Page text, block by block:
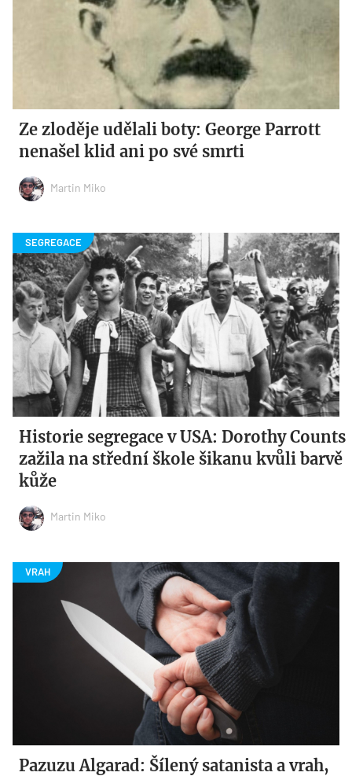
Ze zloděje udělali boty: George Parrott
nenašel klid ani po své smrti
Martin Miko
Historie segregace v USA: Dorothy Counts
zažila na střední škole šikanu kvůli barvě
kůže
Martin Miko
Pazuzu Algarad: Šílený satanista a vrah,